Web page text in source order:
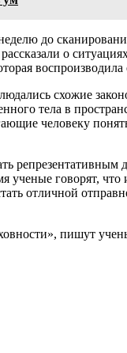
до
о
схожие
тела в
человеку
репрезентативным
говорят,
отличной
пишут